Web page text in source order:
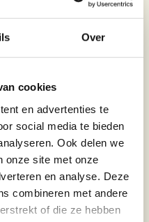
Over
cookies
en advertenties te
social media te bieden
Ook delen we
onze site met onze
en analyse. Deze
combineren met andere
of die ze hebben
van je Noskos
de temperatuur
dat de
verbranden.